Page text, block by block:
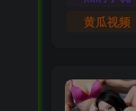
黄瓜视频